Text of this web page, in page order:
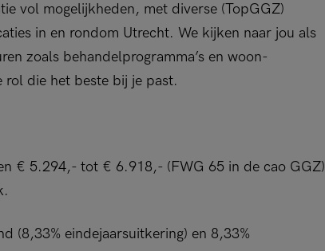
vol mogelijkheden, met diverse (TopGGZ)
in en rondom Utrecht. We kijken naar jou als
zoals behandelprogramma’s en woon-
rol die het beste bij je past.
€ 5.294,- tot € 6.918,- (FWG 65 in de cao GGZ)
(8,33% eindejaarsuitkering) en 8,33%